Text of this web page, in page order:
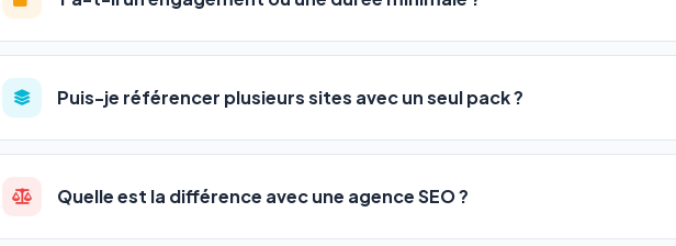
Gemini et Perplexity
vous citent comme référence dans leurs réponses. Notre
deux simultanément et automatiquement.
Aucun engagement.Tous nos packs sont résiliables à tout moment, directement
en un clic, ou en nous contactant par téléphone (09 73 89 23 94) ou via le support en
pas de frais cachés. Votre liberté est totale.
Puis-je référencer plusieurs sites avec un seul pack ?
Oui ! Chaque pack couvre un nombre de sites différent :
Standard
•Pro→ jusqu'à 5 URLs
Quelle est la différence avec une agence SEO ?